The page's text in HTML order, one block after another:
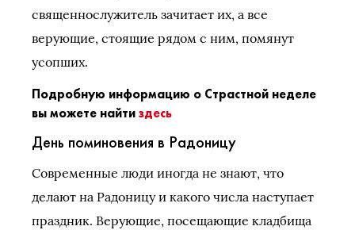
священнослужитель зачитает их, а все
верующие, стоящие рядом с ним, помянут
усопших.
Подробную информацию о Страстной неделе
вы можете найтиздесь
День поминовения в Радоницу
Современные люди иногда не знают, что
делают на Радоницу и какого числа наступает
праздник. Верующие, посещающие кладбища